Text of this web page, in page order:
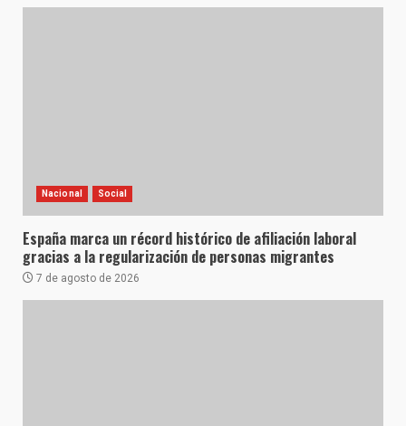
Nacional Social
España marca un récord histórico de afiliación laboral
gracias a la regularización de personas migrantes
7 de agosto de 2026